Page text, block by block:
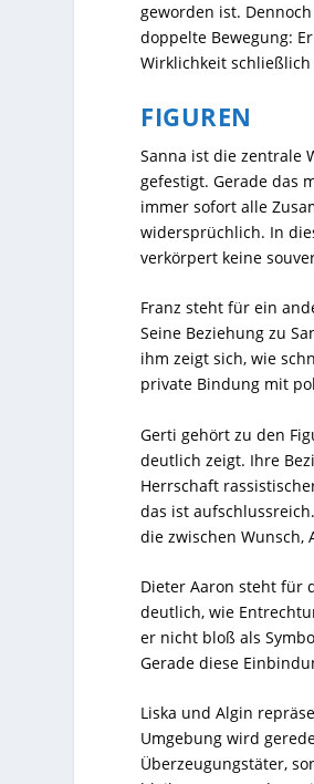
geworden ist.
doppelte Bewegung:
Wirklichkeit
FIGUREN
Sanna ist die zentrale
gefestigt. Gerade das
immer sofort alle
widersprüchlich. In
verkörpert keine
Franz steht für ein
Seine Beziehung zu
ihm zeigt sich, wie
private Bindung mit
Gerti gehört zu den
deutlich zeigt. Ihre
Herrschaft
das ist
die zwischen Wunsch,
Dieter Aaron steht für
deutlich, wie
er nicht bloß als
Gerade diese
Liska und Algin
Umgebung wird
Überzeugungstäter,